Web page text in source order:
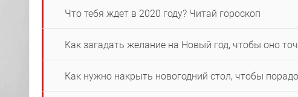
Что тебя ждет в 2020 году? Читай гороскоп
Как загадать желание на Новый год, чтобы оно
Как нужно накрыть новогодний стол, чтобы